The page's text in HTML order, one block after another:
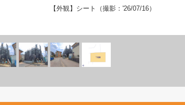
【外観】シート（撮影：'26/07/16）